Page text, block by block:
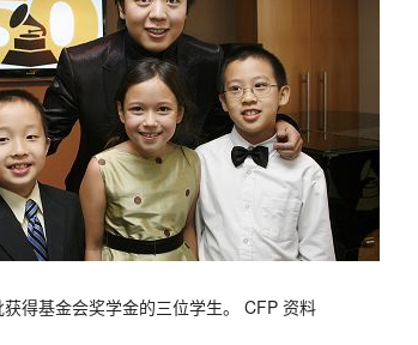
得基金会奖学金的三位学生。 CFP 资料